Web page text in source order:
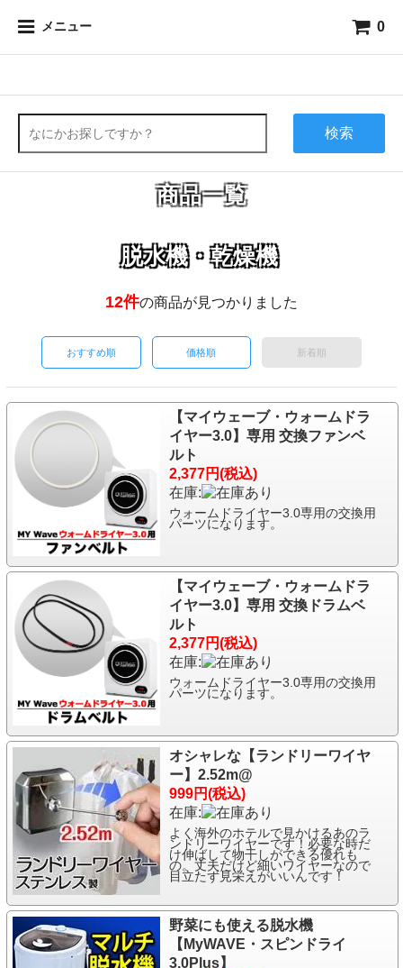
メニュー 0
検索
商品一覧
脱水機・乾燥機
12件の商品が見つかりました
おすすめ順 価格順 新着順
【マイウェーブ・ウォームドラ
イヤー3.0】専用 交換ファンベ
ルト
2,377円(税込)
在庫:
ウォームドライヤー3.0専用の交換用
パーツになります。
【マイウェーブ・ウォームドラ
イヤー3.0】専用 交換ドラムベ
ルト
2,377円(税込)
在庫:
ウォームドライヤー3.0専用の交換用
パーツになります。
オシャレな【ランドリーワイヤ
ー】2.52m@
999円(税込)
在庫:
よく海外のホテルで見かけるあのラ
ンドリーワイヤーです！必要な時だ
け伸ばして物干しができる優れも
の。丈夫だけど細いワイヤーなので
目立たず見栄えがいいんです！
野菜にも使える脱水機
【MyWAVE・スピンドライ
3.0Plus】